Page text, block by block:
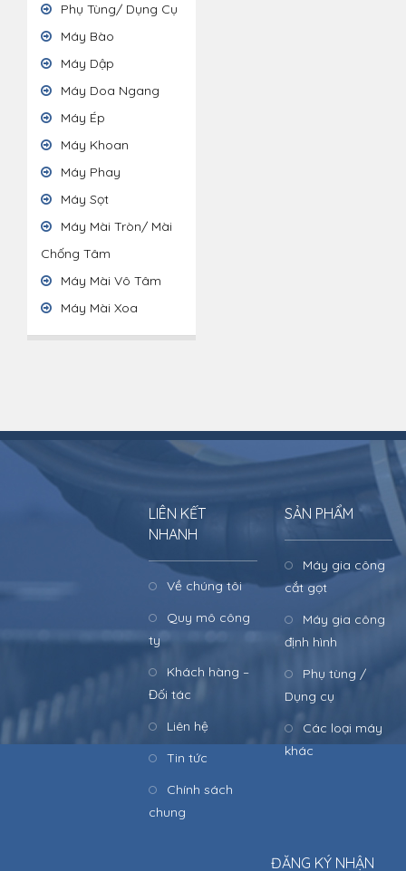
Phụ Tùng/ Dụng Cụ
Máy Bào
Máy Dập
Máy Doa Ngang
Máy Ép
Máy Khoan
Máy Phay
Máy Sọt
Máy Mài Tròn/ Mài
Chống Tâm
Máy Mài Vô Tâm
Máy Mài Xoa
LIÊN KẾT
NHANH
Về chúng tôi
Quy mô công
ty
Khách hàng –
Đối tác
Liên hệ
Tin tức
Chính sách
chung
SẢN PHẨM
Máy gia công
cắt gọt
Máy gia công
định hình
Phụ tùng /
Dụng cụ
Các loại máy
khác
ĐĂNG KÝ NHẬN